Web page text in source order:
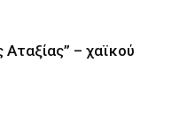
Αταξίας” – χαϊκού